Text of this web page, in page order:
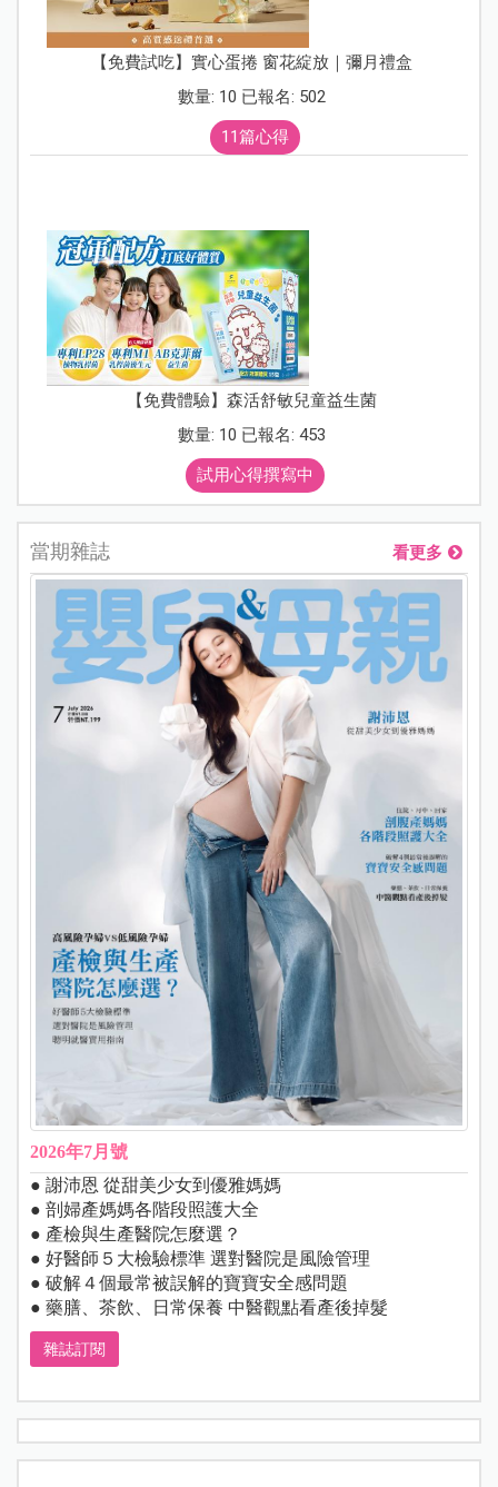
【免費試吃】實心蛋捲 窗花綻放｜彌月禮盒
數量: 10 已報名: 502
11篇心得
【免費體驗】森活舒敏兒童益生菌
數量: 10 已報名: 453
試用心得撰寫中
當期雜誌 看更多
2026年7月號
● 謝沛恩 從甜美少女到優雅媽媽
● 剖婦產媽媽各階段照護大全
● 產檢與生產醫院怎麼選？
● 好醫師５大檢驗標準 選對醫院是風險管理
● 破解４個最常被誤解的寶寶安全感問題
● 藥膳、茶飲、日常保養 中醫觀點看產後掉髮
雜誌訂閱